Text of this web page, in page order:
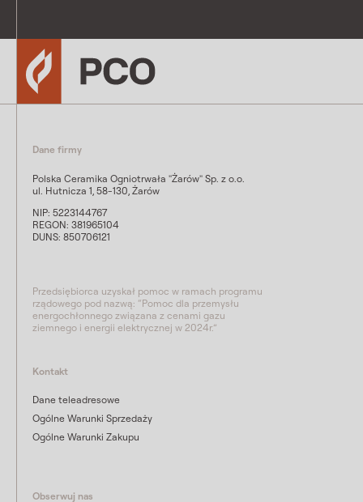
Dane firmy
Polska Ceramika Ogniotrwała "Żarów" Sp. z o.o.
ul. Hutnicza 1, 58-130, Żarów
NIP: 5223144767
REGON: 381965104
DUNS: 850706121
Przedsiębiorca uzyskał pomoc w ramach programu
rządowego pod nazwą: “Pomoc dla przemysłu
energochłonnego związana z cenami gazu
ziemnego i energii elektrycznej w 2024r.”
Kontakt
Dane teleadresowe
Ogólne Warunki Sprzedaży
Ogólne Warunki Zakupu
Obserwuj nas